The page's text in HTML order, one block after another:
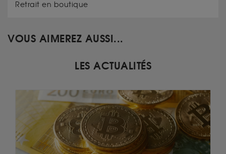
Retrait en boutique
VOUS AIMEREZ AUSSI...
LES ACTUALITÉS